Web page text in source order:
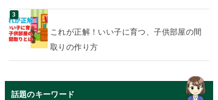
これが正解！いい子に育つ、子供部屋の間
取りの作り方
話題のキーワード